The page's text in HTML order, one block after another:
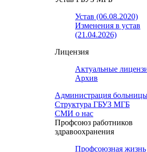
Устав (06.08.2020)
Изменения в устав
(21.04.2026)
Лицензия
Актуальные
Архив
Администрация
Структура ГБУЗ МГБ
СМИ о нас
Профсоюз работников
здравоохранения
Профсоюзная жизнь